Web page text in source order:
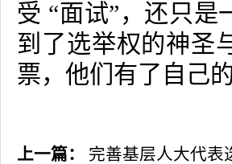
受 “面试”，还只
到了选举权的神圣
票，他们有了自己的
上一篇：
完善基层人大代表